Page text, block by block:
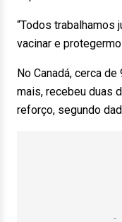
“Todos trabalhamos
vacinar e
No Canadá, cerca
mais, recebeu duas
reforço, segundo